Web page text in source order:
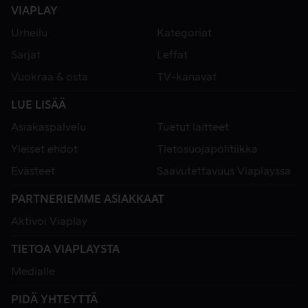
VIAPLAY
Urheilu
Kategoriat
Sarjat
Leffat
Vuokraa & osta
TV-kanavat
LUE LISÄÄ
Asiakaspalvelu
Tuetut laitteet
Yleiset ehdot
Tietosuojapolitiikka
Evästeet
Saavutettavuus Viaplayssa
PARTNERIEMME ASIAKKAAT
Aktivoi Viaplay
TIETOA VIAPLAYSTA
Medialle
PIDÄ YHTEYTTÄ